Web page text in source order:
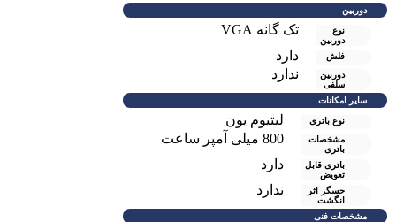
دوربین
نوع
دوربین
تک گانه VGA
فلش دارد
دوربین
سلفی
ندارد
سایر امکانات
نوع باتری لیتیوم یون
مشخصات
باتری
800 میلی‌ آمپر ساعت
باتری قابل
تعویض
دارد
حسگر اثر
انگشت
ندارد
مشخصات فنی